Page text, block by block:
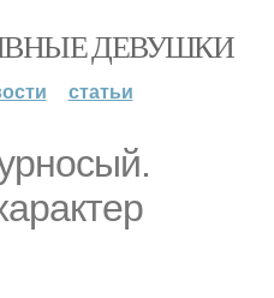
ДЕВУШКИ
статьи